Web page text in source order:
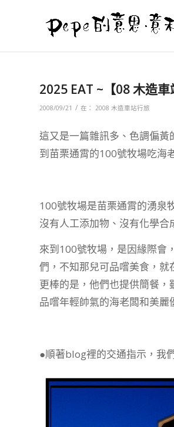
2025 EAT ~【08 木造
2008/09/21 / 在： 2008 木造車站行旅
這又是一篇雜訊多、色調偏黃
到苗栗通霄的100號牧場吃海
100號牧場是苗栗通霄的湧泉
沒有人工添加物、沒有化學合
來到100號牧場，是因緣際會
們，不知那兒可品嚐美食，就
更棒的是，他們也提供簡餐，
品嚐年輕帥氣的海老闆和美麗
●順著blog裡的交通指示，我